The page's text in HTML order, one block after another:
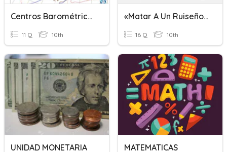
Centros Barométricos
11 Q 10th
«Matar A Un Ruiseñor», Capítulos 24-29
16 Q 10th
UNIDAD MONETARIA MATEMATICAS